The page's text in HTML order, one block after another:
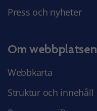
Press och nyheter
Om webbplatsen
Webbkarta
Struktur och innehåll